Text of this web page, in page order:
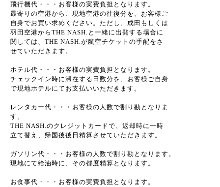
飛行機代・・・お客様の実費負担となります。
最寄りの空港から、現地空港の往復分を、お客様ご
自身でお買い求めください。ただし、成田もしくは
羽田空港からTHE NASH.と一緒に出発する場合に
関しては、THE NASH.が航空チケットの手配をさ
せていただきます。
ホテル代・・・お客様の実費負担となります。
チェックイン時に滞在する日数分を、お客様ご自身
で現地ホテルにてお支払いいただきます。
レンタカー代・・・お客様の人数で割り勘となりま
す。
THE NASH.のクレジットカードで、返却時に一時
立て替え、帰国後後日精算させていただきます。
ガソリン代・・・お客様の人数で割り勘となります。
現地にて給油時に、その都度精算となります。
お食事代・・・お客様の実費負担となります。